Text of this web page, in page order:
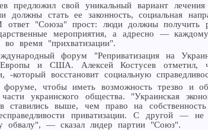
свой уникальный вариант
должны стать ее законность, социальная
"Союза" прост: люди должны получить
мероприятия, а адресно —
время "прихватизации".
форум "Реприватизация на
и США. Алексей Костусев отметил,
-который восстановит социальную
чтобы иметь возможность трезво и
украинского общества. "Украинская
ставились выше, чем право на
приватизации. С другой —
обвалу", — сказал лидер партии "Союз".